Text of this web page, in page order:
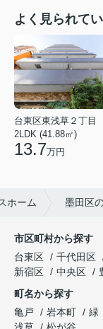
よく見られて
台東区東浅草２丁目
2LDK (41.88㎡)
13.7万円
ホーム 墨田区
市区町村から探す
台東区
千代田区
新宿区
中央区
町名から探す
亀戸
岩本町 緑